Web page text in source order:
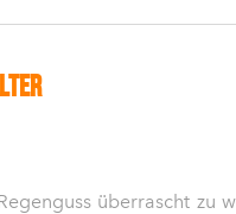
überrascht zu